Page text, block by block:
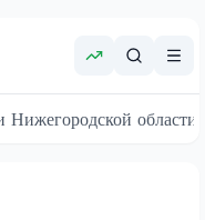
Нижегородской области